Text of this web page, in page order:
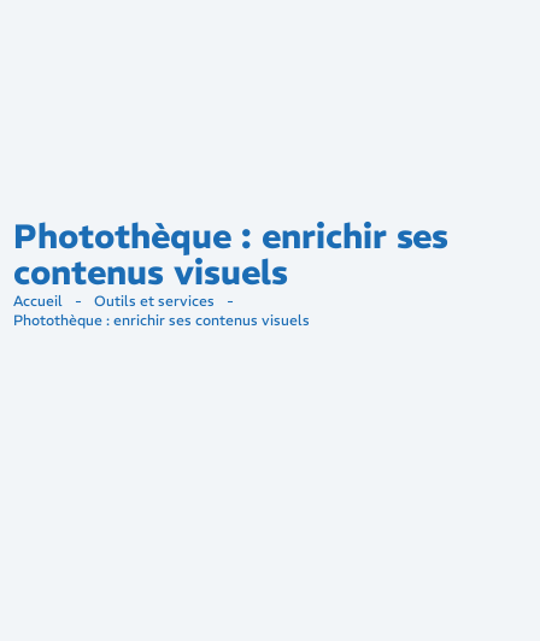
Photothèque : enrichir ses
contenus visuels
Accueil - Outils et services
-
Photothèque : enrichir ses contenus visuels